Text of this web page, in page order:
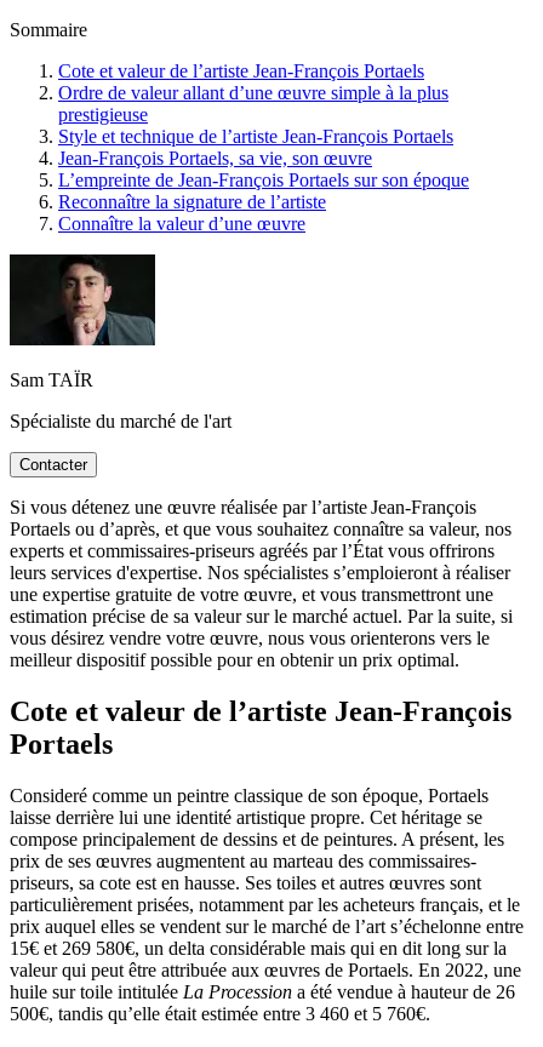
Sommaire
Cote et valeur de l’artiste Jean-François Portaels
Ordre de valeur allant d’une œuvre simple à la plus
prestigieuse
Style et technique de l’artiste Jean-François Portaels
Jean-François Portaels, sa vie, son œuvre
L’empreinte de Jean-François Portaels sur son époque
Reconnaître la signature de l’artiste
Connaître la valeur d’une œuvre
Sam TAÏR
Spécialiste du marché de l'art
Contacter
Si vous détenez une œuvre réalisée par l’artiste Jean-François
Portaels ou d’après, et que vous souhaitez connaître sa valeur, nos
experts et commissaires-priseurs agréés par l’État vous offrirons
leurs services d'expertise. Nos spécialistes s’emploieront à réaliser
une expertise gratuite de votre œuvre, et vous transmettront une
estimation précise de sa valeur sur le marché actuel. Par la suite, si
vous désirez vendre votre œuvre, nous vous orienterons vers le
meilleur dispositif possible pour en obtenir un prix optimal.
Cote et valeur de l’artiste Jean-François
Portaels
Consideré comme un peintre classique de son époque, Portaels
laisse derrière lui une identité artistique propre. Cet héritage se
compose principalement de dessins et de peintures. A présent, les
prix de ses œuvres augmentent au marteau des commissaires-
priseurs, sa cote est en hausse. Ses toiles et autres œuvres sont
particulièrement prisées, notamment par les acheteurs français, et le
prix auquel elles se vendent sur le marché de l’art s’échelonne entre
15€ et 269 580€, un delta considérable mais qui en dit long sur la
valeur qui peut être attribuée aux œuvres de Portaels. En 2022, une
huile sur toile intitulée La Procession a été vendue à hauteur de 26
500€, tandis qu’elle était estimée entre 3 460 et 5 760€.